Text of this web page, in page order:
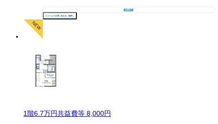
物件の詳細
フォームでお問い合わせ（無料）
1 階6.7万円共益費等 8,000円